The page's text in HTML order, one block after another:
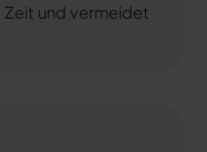
und vermeidet